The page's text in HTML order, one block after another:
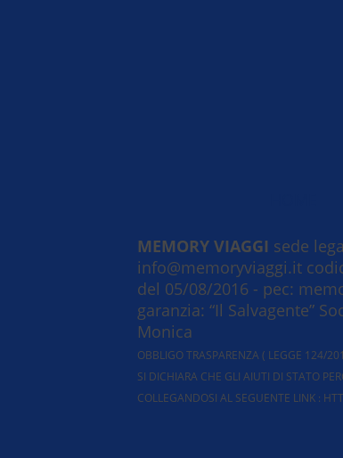
MEMORY VIAGGI sede
info@memoryviaggi.it
del 05/08/2016 - pec:
garanzia: “Il Salvagente”
Monica
OBBLIGO TRASPARENZA ( LEGGE 124/
SI DICHIARA CHE GLI AIUTI DI STATO
COLLEGANDOSI AL SEGUENTE LINK :